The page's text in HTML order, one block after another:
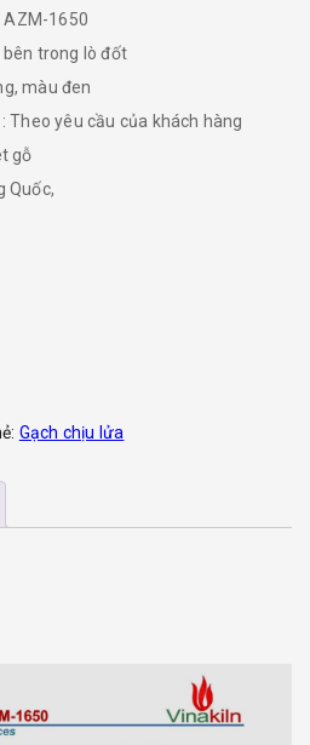
AZM-1650
trong lò đốt
màu đen
yêu cầu của khách hàng
gỗ
Quốc,
Gạch chịu lửa